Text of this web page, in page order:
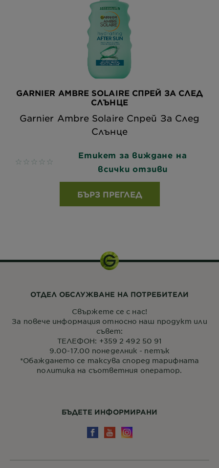
GARNIER AMBRE SOLAIRE СПРЕЙ ЗА СЛЕД
СЛЪНЦЕ
Garnier Ambre Solaire Спрей За След
Слънце
No reviews
Етикет за виждане на
всички отзиви
БЪРЗ ПРЕГЛЕД
БЪДЕТЕ ИНФОРМИРАНИ
ОТДЕЛ ОБСЛУЖВАНЕ НА ПОТРЕБИТЕЛИ
Свържете се с нас!
За повече информация относно наш продукт или
съвет:
ТЕЛЕФОН: +359 2 492 50 91
9.00-17.00 понеделник - петък
*Обаждането се таксува според тарифната
политика на съответния оператор.